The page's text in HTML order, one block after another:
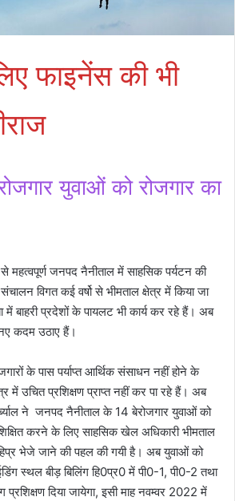
फाइनेंस की भी
युवाओं को रोजगार का
महत्वपूर्ण जनपद नैनीताल में साहसिक पर्यटन की
संचालन विगत कई वर्षो से भीमताल क्षेत्र में किया जा
में बाहरी प्रदेशों के पायलट भी कार्य कर रहे हैं। अब
कदम उठाए हैं।
के पास पर्याप्त आर्थिक संसाधन नहीं होने के
में उचित प्रशिक्षण प्राप्त नहीं कर पा रहे हैं। अब
ने जनपद नैनीताल के 14 बेरोजगार युवाओं को
करने के लिए साहसिक खेल अधिकारी भीमताल
भेजे जाने की पहल की गयी है। अब युवाओं को
स्थल बीड़ बिलिंग हि0प्र0 में पी0-1, पी0-2 तथा
प्रशिक्षण दिया जायेगा, इसी माह नवम्वर 2022 में